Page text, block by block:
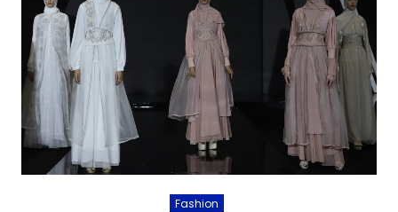
Fashion